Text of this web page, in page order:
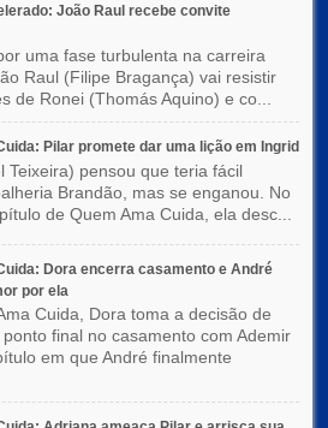
João Raul recebe convite
uma fase turbulenta na carreira
Raul (Filipe Bragança) vai resistir
de Ronei (Thomás Aquino) e co...
Pilar promete dar uma lição em Ingrid
Teixeira) pensou que teria fácil
Brandão, mas se enganou. No
de Quem Ama Cuida, ela desc...
Dora encerra casamento e André
por ela
Cuida, Dora toma a decisão de
final no casamento com Ademir
em que André finalmente